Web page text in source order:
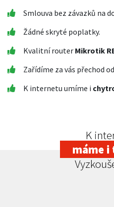
Smlouva bez závazků na
Žádné skryté poplatky.
Kvalitní router Mikrotik
Zařídíme za vás přechod
K internetu umíme i
K
máme